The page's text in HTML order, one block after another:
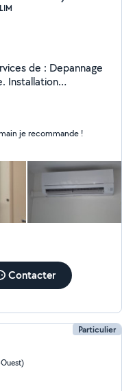
de : Depannage
Installation
et mise en
je recommande !
Contacter
Particulier